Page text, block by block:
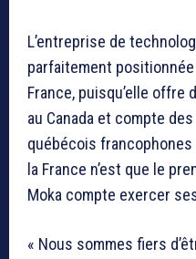
L’entreprise de
parfaitement
France, puisqu’elle offre
au Canada et compte
québécois
la France n’est que le
Moka compte exercer
« Nous sommes fiers